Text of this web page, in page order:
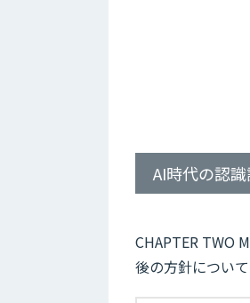
AI時代の認
CHAPTER TWO
後の方針につい